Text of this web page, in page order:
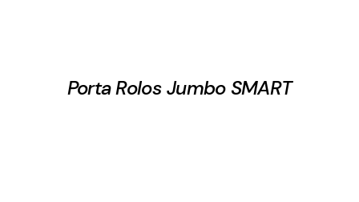
Porta Rolos Jumbo SMART